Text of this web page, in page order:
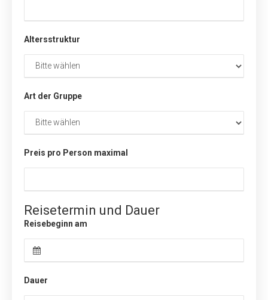
Altersstruktur
Art der Gruppe
Preis pro Person maximal
Reisetermin und Dauer
Reisebeginn am
Dauer